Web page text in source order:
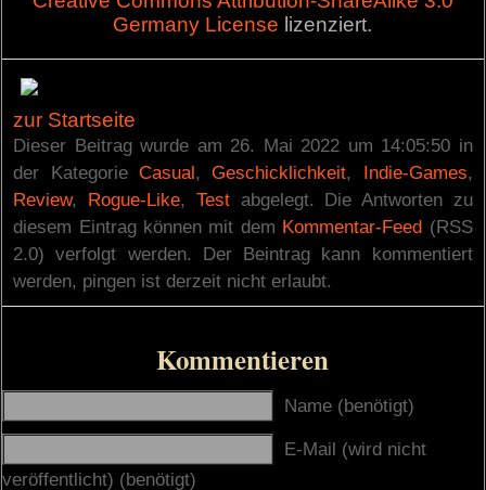
Germany License lizenziert.
zur Startseite
Dieser Beitrag wurde am 26. Mai 2022 um 14:05:50 in
der Kategorie Casual,Geschicklichkeit, Indie-Games,
Review, Rogue-Like, Testabgelegt. Die Antworten zu
diesem Eintrag können mit dem Kommentar-Feed (RSS
2.0) verfolgt werden. Der Beintrag kann kommentiert
werden, pingen ist derzeit nicht erlaubt.
Kommentieren
Name (benötigt)
E-Mail (wird nicht
veröffentlicht) (benötigt)